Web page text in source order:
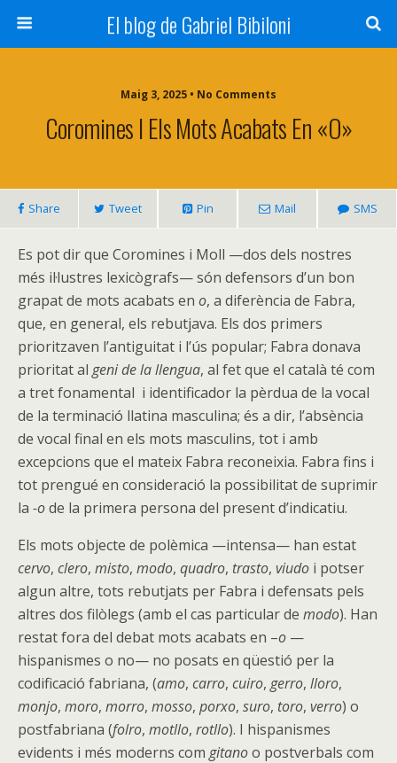
El blog de Gabriel Bibiloni
Maig 3, 2025 • No Comments
Coromines I Els Mots Acabats En «o»
Share Tweet Pin Mail SMS
Es pot dir que Coromines i Moll —dos dels nostres
més il·lustres lexicògrafs— són defensors d’un bon
grapat de mots acabats en o, a diferència de Fabra,
que, en general, els rebutjava. Els dos primers
prioritzaven l’antiguitat i l’ús popular; Fabra donava
prioritat al geni de la llengua, al fet que el català té com
a tret fonamental i identificador la pèrdua de la vocal
de la terminació llatina masculina; és a dir, l’absència
de vocal final en els mots masculins, tot i amb
excepcions que el mateix Fabra reconeixia. Fabra fins i
tot prengué en consideració la possibilitat de suprimir
la -ode la primera persona del present d’indicatiu.
Els mots objecte de polèmica —intensa— han estat
cervo, clero, misto, modo, quadro, trasto, viudo i potser
algun altre, tots rebutjats per Fabra i defensats pels
altres dos filòlegs (amb el cas particular de modo). Han
restat fora del debat mots acabats en –o —
hispanismes o no— no posats en qüestió per la
codificació fabriana, (amo, carro, cuiro, gerro, lloro,
monjo, moro, morro, mosso, porxo, suro, toro, verro) o
postfabriana (folro, motllo, rotllo). I hispanismes
evidents i més moderns com gitanoo postverbals com